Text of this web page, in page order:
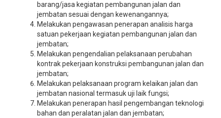
barang/jasa kegiatan pembangunan jalan dan
jembatan sesuai dengan kewenangannya;
Melakukan pengawasan penerapan analisis harga
satuan pekerjaan kegiatan pembangunan jalan dan
jembatan;
Melakukan pengendalian pelaksanaan perubahan
kontrak pekerjaan konstruksi pembangunan jalan dan
jembatan;
Melakukan pelaksanaan program kelaikan jalan dan
jembatan nasional termasuk uji laik fungsi;
Melakukan penerapan hasil pengembangan teknologi
bahan dan peralatan jalan dan jembatan;